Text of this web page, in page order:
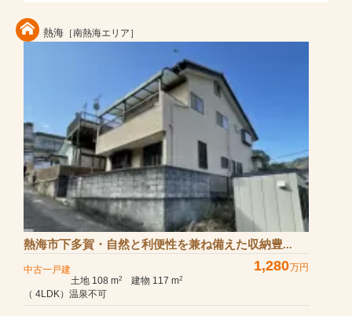
熱海 ［南熱海エリア］
熱海市下多賀・自然と利便性を兼ね備えた収納豊...
中古一戸建 1,280万円
土地 108 m2 建物 117 m2
（ 4LDK）温泉不可